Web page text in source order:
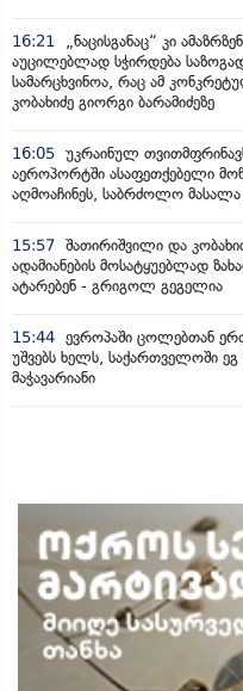
16:21
„ნაცისგანაც“ კი
აუცილებლად სჭირდება
სამარცხვინოა, რაც ამ
კობახიძე გიორგი ბარამიძეზე
16:05 უკრაინულ
აეროპორტში ასაფეთქებელი
აღმოაჩინეს, საბრძოლო
15:57 შათირიშვილი და
ადამიანების მოსატყუებლად
ატარებენ - გრიგოლ გეგელია
15:44 ევროპაში ცოლებთან
უშვებს ხელს, საქართველოში
მაჭავარიანი